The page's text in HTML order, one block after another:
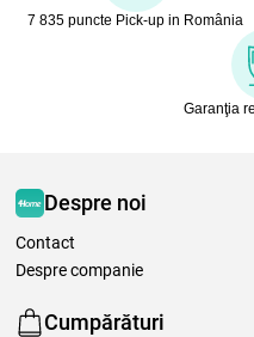
7 835 puncte Pick-up in România
Garanţia
Despre noi
Contact
Despre companie
Cumpărături